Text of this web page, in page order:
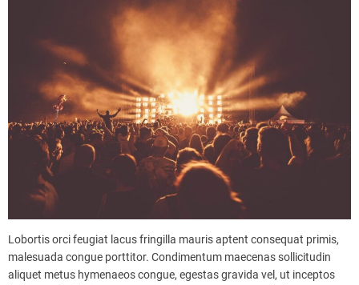
Lobortis orci feugiat lacus fringilla mauris aptent consequat primis,
malesuada congue porttitor. Condimentum maecenas sollicitudin
aliquet metus hymenaeos congue, egestas gravida vel, ut inceptos